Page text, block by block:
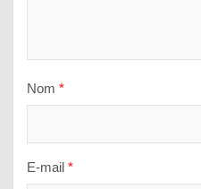
Nom *
E-mail *